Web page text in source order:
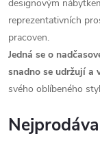
designovým
reprezentativních
pracoven.
Jedná se o
snadno se udržují a
svého oblíbeného